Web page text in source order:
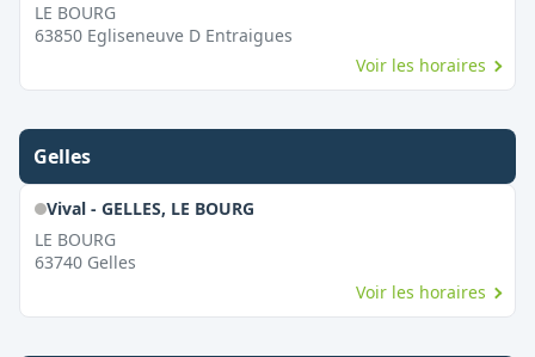
LE BOURG
63850 Egliseneuve D Entraigues
Voir les horaires
Gelles
Vival - GELLES, LE BOURG
LE BOURG
63740 Gelles
Voir les horaires